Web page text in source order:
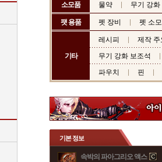
소모품 물약 무기 강
팻 용품 펫 장비 펫 소
기타
레시피
제작 주
무기 강화 보조석
파우치
핀
기본 정보
속박의 파아그리오 액스